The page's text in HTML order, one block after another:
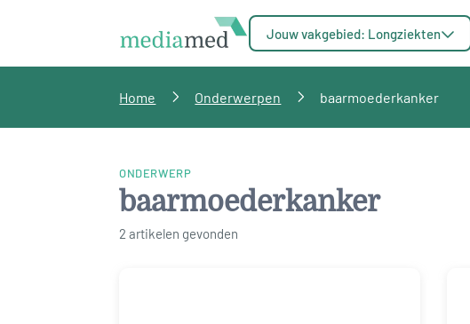
Jouw vakgebied: Longziekten
Home Onderwerpen baarmoederkanker
ONDERWERP
baarmoederkanker
2 artikelen gevonden